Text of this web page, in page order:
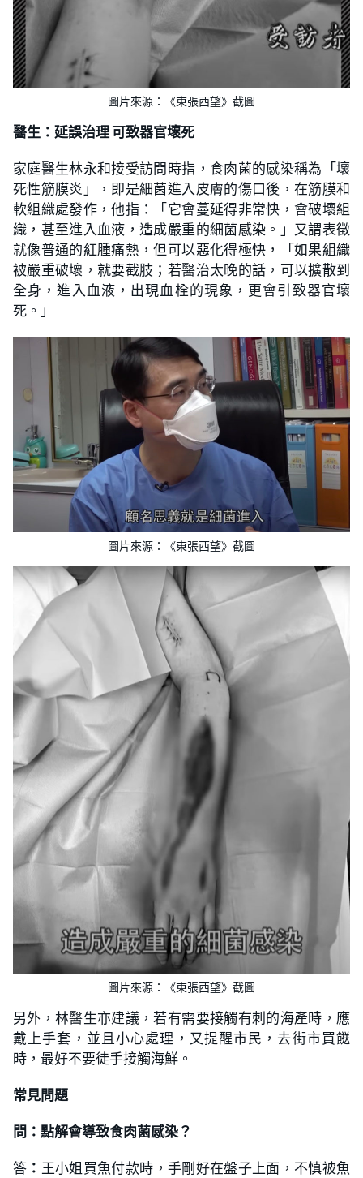
圖片來源：《東張西望》截圖
醫生：延誤治理 可致器官壞死
家庭醫生林永和接受訪問時指，食肉菌的感染稱為「壞
死性筋膜炎」，即是細菌進入皮膚的傷口後，在筋膜和
軟組織處發作，他指：「它會蔓延得非常快，會破壞組
織，甚至進入血液，造成嚴重的細菌感染。」又謂表徵
就像普通的紅腫痛熱，但可以惡化得極快，「如果組織
被嚴重破壞，就要截肢；若醫治太晚的話，可以擴散到
全身，進入血液，出現血栓的現象，更會引致器官壞
死。」
圖片來源：《東張西望》截圖
圖片來源：《東張西望》截圖
另外，林醫生亦建議，若有需要接觸有刺的海產時，應
戴上手套，並且小心處理，又提醒市民，去街市買餸
時，最好不要徒手接觸海鮮。
常見問題
問：點解會導致食肉菌感染？
答 ： 王小姐買魚付款時，手剛好在盤子上面，不慎被魚